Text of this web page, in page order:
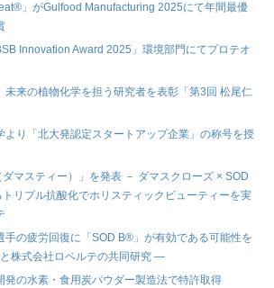
」がGulfood Manufacturing 2025にて年間最優
Innovation Award 2025」環境部門にてプロテオ
未来の植物化学を担う研究者を表彰「第3回 松尾仁
より「北大発認定スタートアップ企業」の称号を授
マスティー）」を発表 － ダマスクローズ × SOD
リプル抗酸化でホリスティックビューティーを実
手の疲労回復に「SOD B®」が有効である可能性を
株式会社ロベルテの共同研究 ―
発の水素・食用炭パウダー製造法で特許取得